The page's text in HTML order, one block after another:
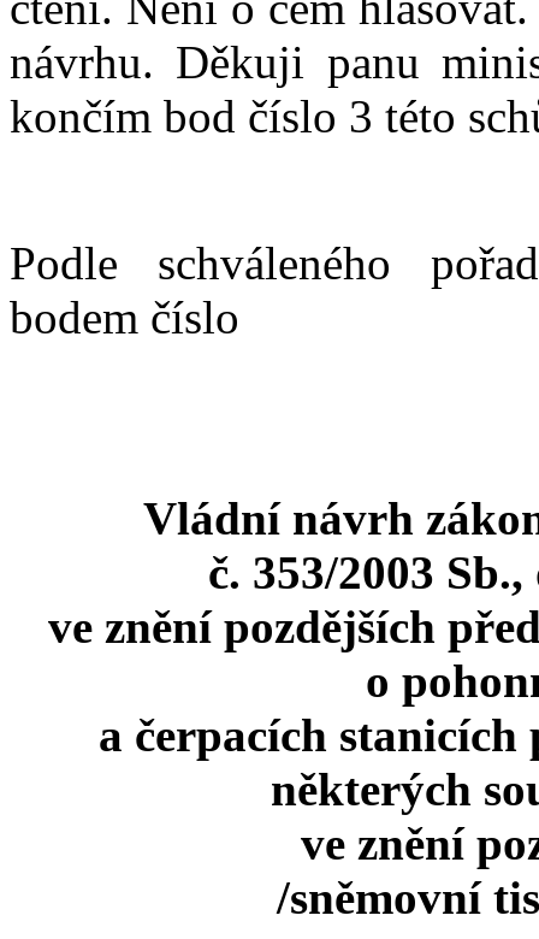
návrhu. Děkuji panu
končím bod číslo 3 této
Podle schváleného
bodem číslo
Vládní návrh
č. 353/2003
ve znění pozdějších
o
a čerpacích stanicích
některých
ve znění
/sněmovní